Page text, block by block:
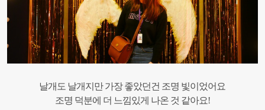
날개도 날개지만 가장 좋았던건 조명 빛이었어요
조명 덕분에 더 느낌있게 나온 것 같아요!